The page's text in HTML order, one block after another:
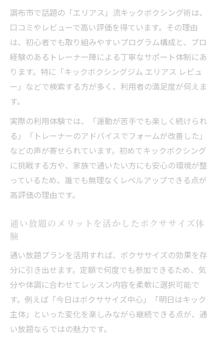
調布市で話題の「エリアス」流キックボクシング術は、
口コミやレビューで高い評価を得ています。その理由
は、初心者でも取り組みやすいプログラム構成と、プロ
経験のあるトレーナー陣による丁寧なサポート体制にあ
ります。特に「キックボクシングジム エリアス レビュ
ー」などで検索する方が多く、利用者の満足度が伺えま
す。
実際の利用体験では、「運動が苦手でも楽しく続けられ
る」「トレーナーのアドバイスでフォームが改善した」
などの声が寄せられています。初めてキックボクシング
に挑戦する方や、家族で通いたい方にも安心の環境が整
っているため、誰でも無理なくレベルアップできる点が
高評価の理由です。
通い放題のメリットを活かしたボクササイズ体
験
通い放題プランを活用すれば、ボクササイズの効果を存
分に引き出せます。定額で何度でも参加できるため、気
分や体調に合わせてレッスン内容を柔軟に選択可能で
す。例えば「今日はボクササイズ中心」「明日はキック
主体」といった変化を楽しみながら継続できる点が、通
い放題ならではの魅力です。